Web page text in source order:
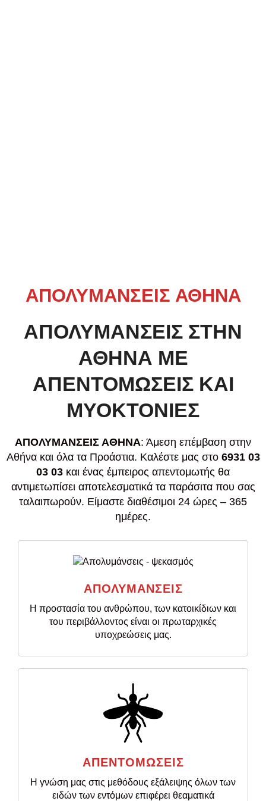
ΑΠΟΛΥΜΑΝΣΕΙΣ ΑΘΗΝΑ
ΑΠΟΛΥΜΑΝΣΕΙΣ ΣΤΗΝ
ΑΘΗΝΑ ΜΕ
ΑΠΕΝΤΟΜΩΣΕΙΣ ΚΑΙ
ΜΥΟΚΤΟΝΙΕΣ
ΑΠΟΛΥΜΑΝΣΕΙΣ ΑΘΗΝΑ: Άμεση επέμβαση στην
Αθήνα και όλα τα Προάστια. Καλέστε μας στο 6931 03
03 03 και ένας έμπειρος απεντομωτής θα
αντιμετωπίσει αποτελεσματικά τα παράσιτα που σας
ταλαιπωρούν. Είμαστε διαθέσιμοι 24 ώρες – 365
ημέρες.
ΑΠΟΛΥΜΑΝΣΕΙΣ
Η προστασία του ανθρώπου, των κατοικίδιων και
του περιβάλλοντος είναι οι πρωταρχικές
υποχρεώσεις μας.
ΑΠΕΝΤΟΜΩΣΕΙΣ
Η γνώση μας στις μεθόδους εξάλειψης όλων των
ειδών των εντόμων επιφέρει θεαματικά